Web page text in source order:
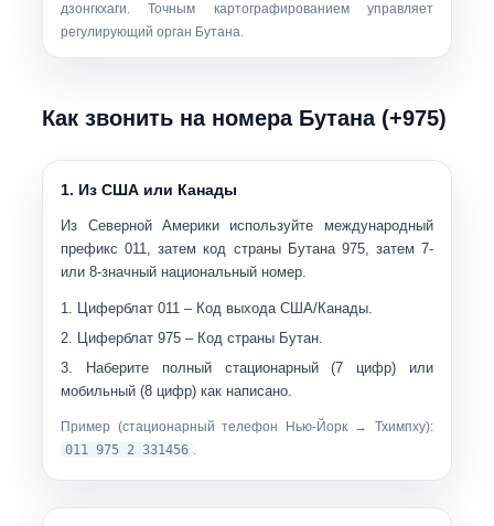
дзонгкхаги. Точным картографированием управляет
регулирующий орган Бутана.
Как звонить на номера Бутана (+975)
1. Из США или Канады
Из Северной Америки используйте международный
префикс011, затем код страны Бутана 975, затем 7-
или 8-значный национальный номер.
Циферблат011 – Код выхода США/Канады.
Циферблат975 – Код страны Бутан.
Наберите полный стационарный (7 цифр) или
мобильный (8 цифр) как написано.
Пример (стационарный телефон Нью-Йорк → Тхимпху):
011 975 2 331456 .